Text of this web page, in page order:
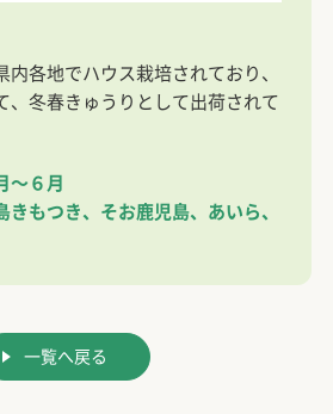
各地でハウス栽培されており、
、冬春きゅうりとして出荷されて
～６月
きもつき、そお鹿児島、あいら、
一覧へ戻る